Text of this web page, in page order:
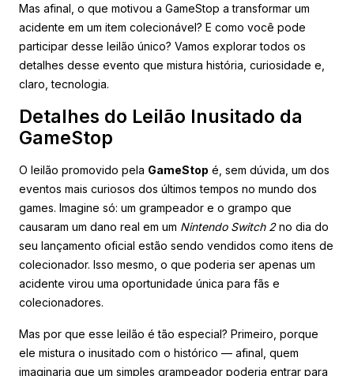
Mas afinal, o que motivou a GameStop a transformar um
acidente em um item colecionável? E como você pode
participar desse leilão único? Vamos explorar todos os
detalhes desse evento que mistura história, curiosidade e,
claro, tecnologia.
Detalhes do Leilão Inusitado da
GameStop
O leilão promovido pela GameStop é, sem dúvida, um dos
eventos mais curiosos dos últimos tempos no mundo dos
games. Imagine só: um grampeador e o grampo que
causaram um dano real em um Nintendo Switch 2no dia do
seu lançamento oficial estão sendo vendidos como itens de
colecionador. Isso mesmo, o que poderia ser apenas um
acidente virou uma oportunidade única para fãs e
colecionadores.
Mas por que esse leilão é tão especial? Primeiro, porque
ele mistura o inusitado com o histórico — afinal, quem
imaginaria que um simples grampeador poderia entrar para